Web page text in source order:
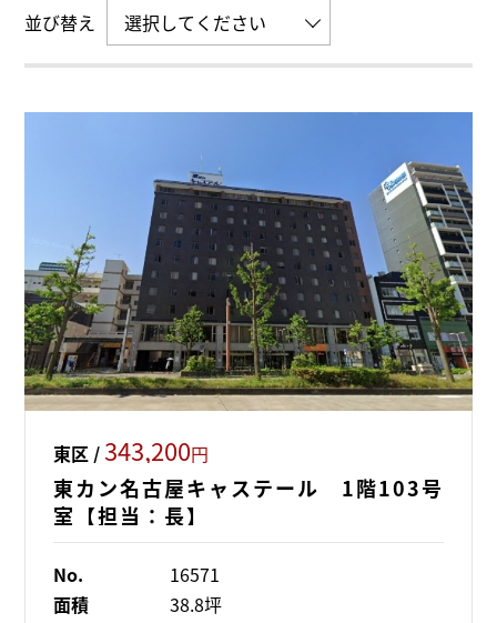
並び替え
東区 /343,200円
東カン名古屋キャステール 1階103号
室【担当：長】
No.
16571
面積
38.8坪